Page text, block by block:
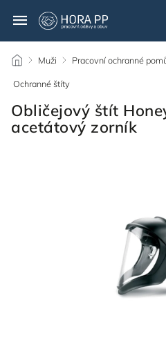
/ Muži / Pracovní ochranné
Ochranné štíty
Obličejový štít
acetátový zorník